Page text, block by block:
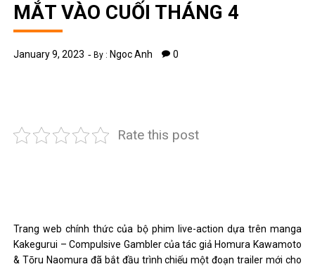
MẮT VÀO CUỐI THÁNG 4
January 9, 2023 By : Ngoc Anh 0
Rate this post
Trang web chính thức của bộ phim live-action dựa trên manga
Kakegurui – Compulsive Gambler của tác giả Homura Kawamoto
& Tōru Naomura đã bắt đầu trình chiếu một đoạn trailer mới cho